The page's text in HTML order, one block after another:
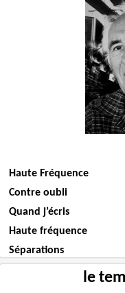
Haute Fréquence
Contre oubli
Quand j’écris
Haute fréquence
Séparations
le